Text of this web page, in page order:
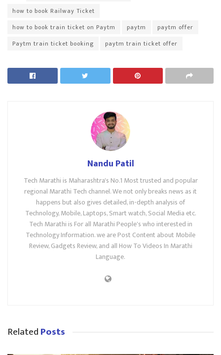
how to book Railway Ticket
how to book train ticket on Paytm
paytm
paytm offer
Paytm train ticket booking
paytm train ticket offer
Nandu Patil
Tech Marathi is Maharashtra's No.1 Most trusted and popular
regional Marathi Tech channel. We not only breaks news as it
happens but also gives detailed, in-depth analysis of
Technology, Mobile, Laptops, Smart watch, Social Media etc.
Tech Marathi is For all Marathi People's who interested in
Technology Information. we are Post Content about Mobile
Review, Gadgets Review, and all How To Videos In Marathi
Language.
RelatedPosts